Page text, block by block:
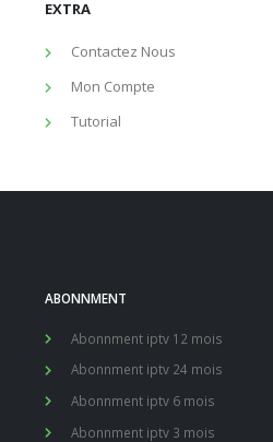
EXTRA
Contactez Nous
Mon Compte
Tutorial
ABONNMENT
Abonnment iptv 12 mois
Abonnment iptv 24 mois
Abonnment iptv 6 mois
Abonnment iptv 3 mois